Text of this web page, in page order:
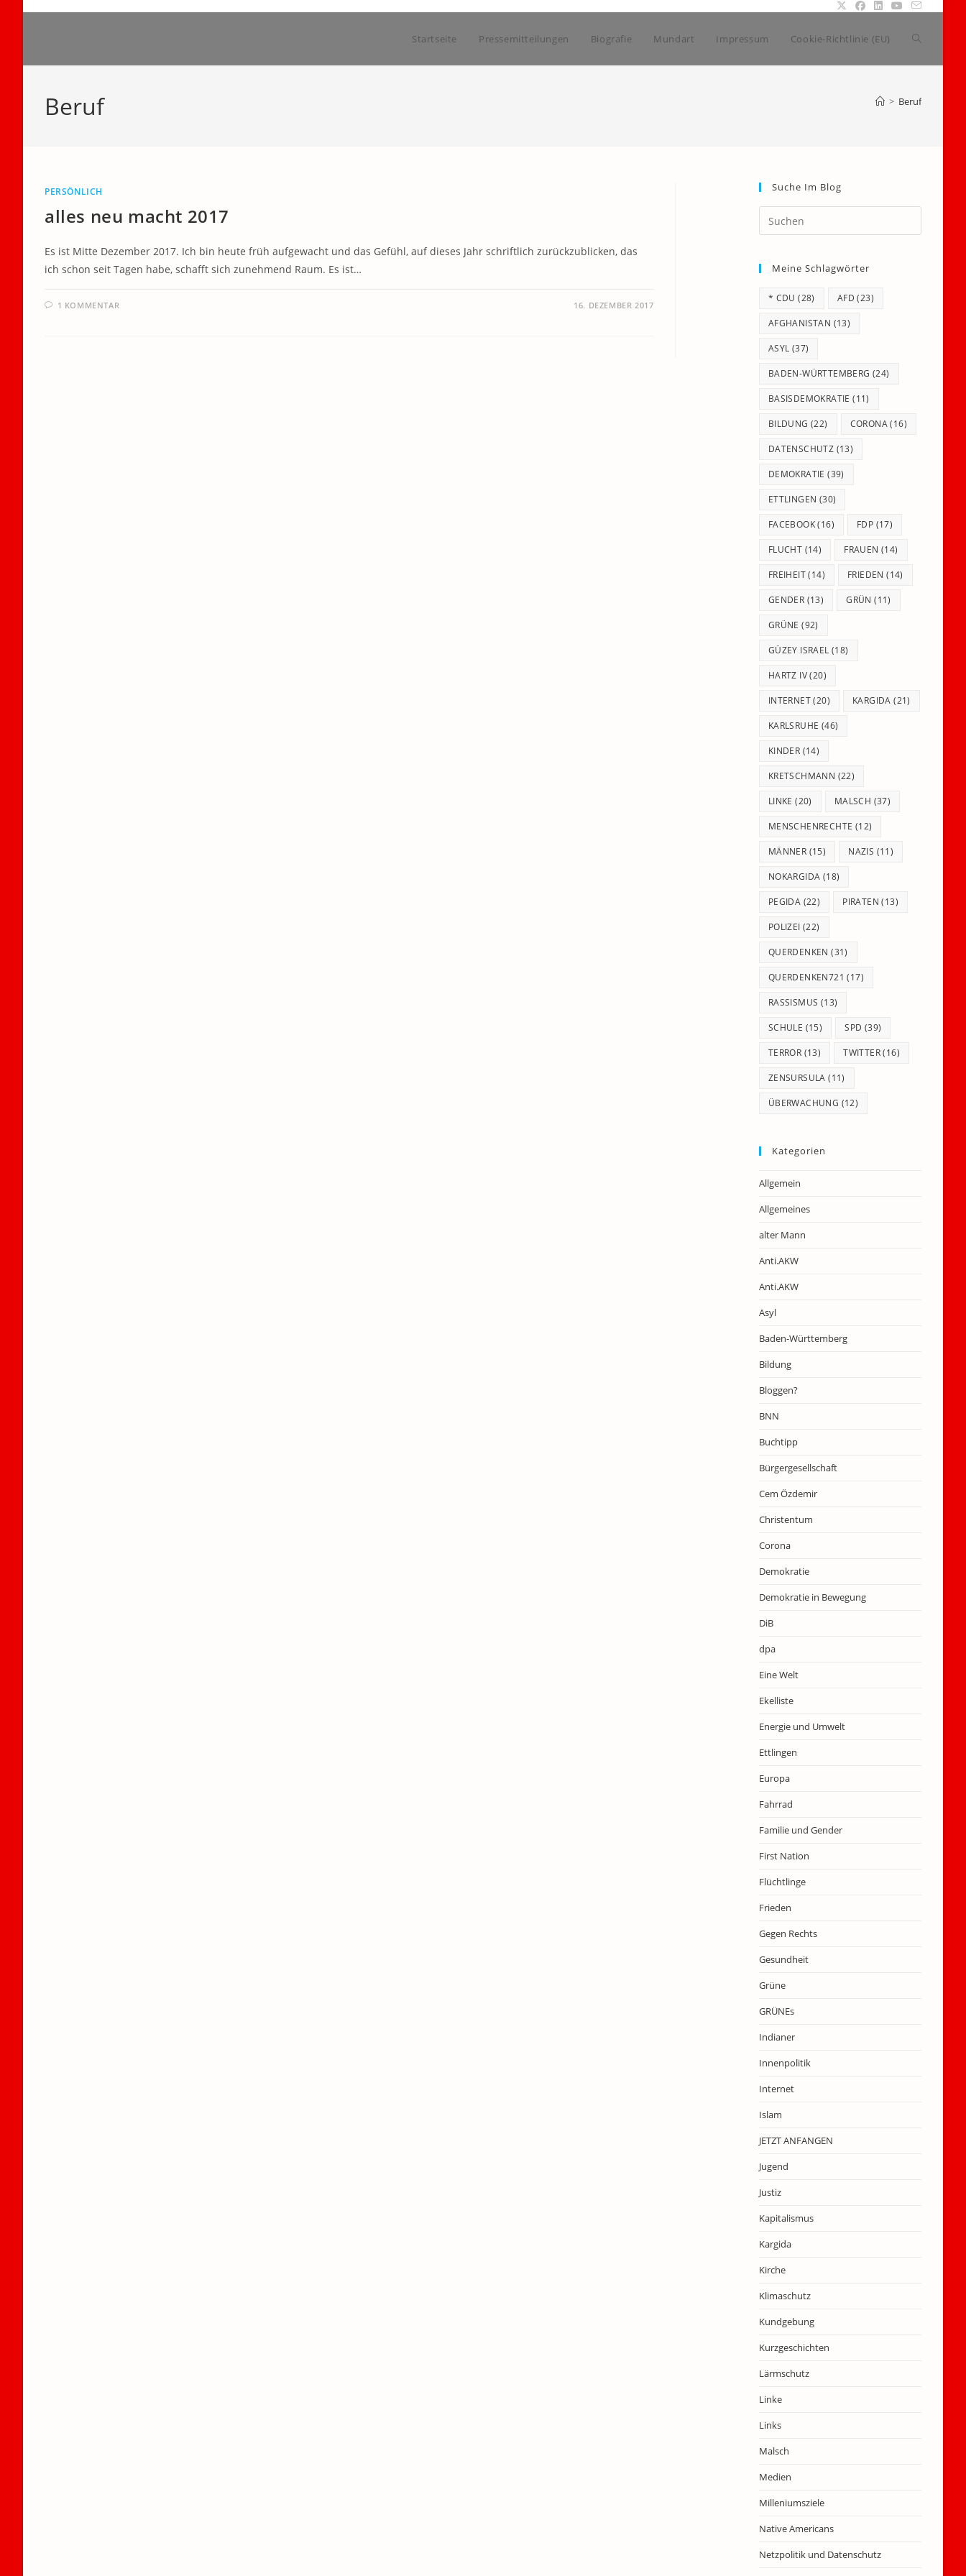
Startseite Pressemitteilungen Biografie Mundart Impressum Cookie-Richtlinie (EU) Website-
Beruf > Beruf
PERSÖNLICH
alles neu macht 2017
Es ist Mitte Dezember 2017. Ich bin heute früh aufgewacht und das Gefühl, auf dieses Jahr schriftlich zurückzublicken, das
ich schon seit Tagen habe, schafft sich zunehmend Raum. Es ist…
1 KOMMENTAR 16. DEZEMBER 2017
Suche Im Blog
Escape
Meine Schlagwörter
* CDU (28) AFD (23)
AFGHANISTAN (13)
ASYL (37)
BADEN-WÜRTTEMBERG (24)
BASISDEMOKRATIE (11)
BILDUNG (22) CORONA(16)
DATENSCHUTZ (13)
DEMOKRATIE (39)
ETTLINGEN (30)
FACEBOOK(16) FDP (17)
FLUCHT (14) FRAUEN (14)
FREIHEIT(14) FRIEDEN (14)
GENDER (13) GRÜN (11)
GRÜNE (92)
GÜZEY ISRAEL (18)
HARTZ IV(20)
INTERNET(20) KARGIDA (21)
KARLSRUHE (46)
KINDER (14)
KRETSCHMANN (22)
LINKE (20) MALSCH (37)
MENSCHENRECHTE (12)
MÄNNER (15) NAZIS (11)
NOKARGIDA (18)
PEGIDA (22) PIRATEN (13)
POLIZEI (22)
QUERDENKEN (31)
QUERDENKEN721 (17)
RASSISMUS (13)
SCHULE (15) SPD (39)
TERROR (13) TWITTER(16)
ZENSURSULA (11)
ÜBERWACHUNG (12)
Kategorien
Allgemein
Allgemeines
alter Mann
Anti.AKW
Anti.AKW
Asyl
Baden-Württemberg
Bildung
Bloggen?
BNN
Buchtipp
Bürgergesellschaft
Cem Özdemir
Christentum
Corona
Demokratie
Demokratie in Bewegung
DiB
dpa
Eine Welt
Ekelliste
Energie und Umwelt
Ettlingen
Europa
Fahrrad
Familie und Gender
First Nation
Flüchtlinge
Frieden
Gegen Rechts
Gesundheit
Grüne
GRÜNEs
Indianer
Innenpolitik
Internet
Islam
JETZT ANFANGEN
Jugend
Justiz
Kapitalismus
Kargida
Kirche
Klimaschutz
Kundgebung
Kurzgeschichten
Lärmschutz
Linke
Links
Malsch
Medien
Milleniumsziele
Native Americans
Netzpolitik und Datenschutz